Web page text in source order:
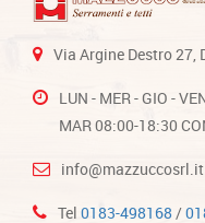
Via Argine Destro 27,
LUN - MER - GIO -
MAR 08:00-18:30
info@mazzuccosrl.it
Tel 0183-498168 /